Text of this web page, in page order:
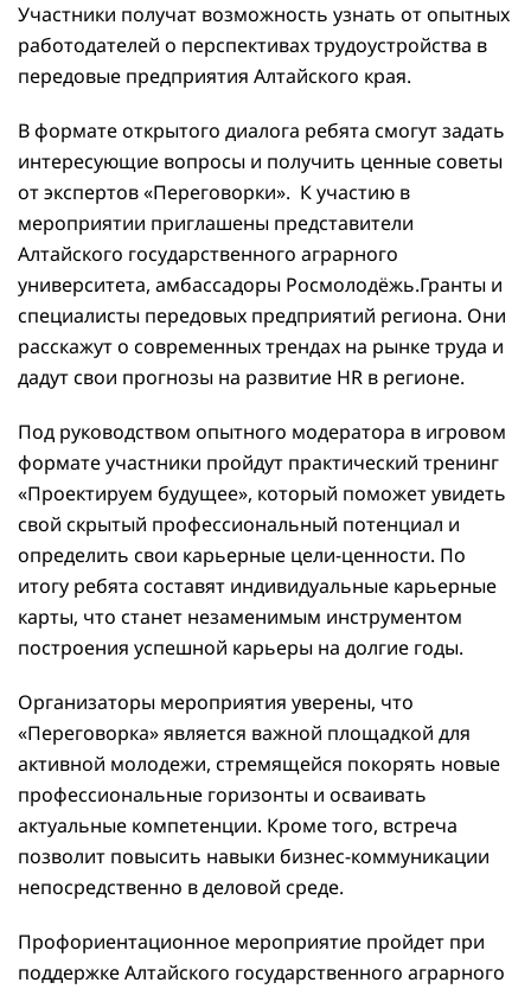
Участники получат возможность узнать от опытных
работодателей о перспективах трудоустройства в
передовые предприятия Алтайского края.
В формате открытого диалога ребята смогут задать
интересующие вопросы и получить ценные советы
от экспертов «Переговорки». К участию в
мероприятии приглашены представители
Алтайского государственного аграрного
университета, амбассадоры Росмолодёжь.Гранты и
специалисты передовых предприятий региона. Они
расскажут о современных трендах на рынке труда и
дадут свои прогнозы на развитие HR в регионе.
Под руководством опытного модератора в игровом
формате участники пройдут практический тренинг
«Проектируем будущее», который поможет увидеть
свой скрытый профессиональный потенциал и
определить свои карьерные цели-ценности. По
итогу ребята составят индивидуальные карьерные
карты, что станет незаменимым инструментом
построения успешной карьеры на долгие годы.
Организаторы мероприятия уверены, что
«Переговорка» является важной площадкой для
активной молодежи, стремящейся покорять новые
профессиональные горизонты и осваивать
актуальные компетенции. Кроме того, встреча
позволит повысить навыки бизнес-коммуникации
непосредственно в деловой среде.
Профориентационное мероприятие пройдет при
поддержке Алтайского государственного аграрного